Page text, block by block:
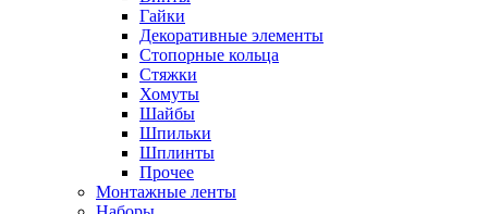
Гайки
Декоративные элементы
Стопорные кольца
Стяжки
Хомуты
Шайбы
Шпильки
Шплинты
Прочее
Монтажные ленты